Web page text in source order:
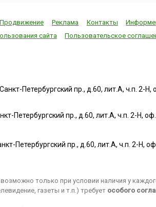
Продвижение Реклама Контакты
сайта
Пользовательское
Петербургский пр., д.60, лит.А, ч.п. 2-Н,
Петербургский пр., д.60, лит.А, ч.п. 2-Н,
Петербургский пр., д.60, лит.А, ч.п. 2-Н,
только при условии наличия у
газеты и т.п.) требует особого